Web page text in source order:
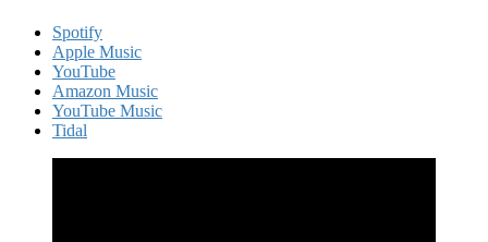
Spotify
Apple Music
YouTube
Amazon Music
YouTube Music
Tidal